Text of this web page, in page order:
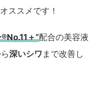
ススメです！
＋”配合の美容液
深いシワ まで改善し